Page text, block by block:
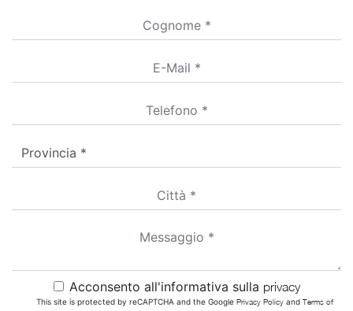
Acconsento all'informativa sulla privacy
This site is protected by reCAPTCHA and the Google Privacy Policyand Terms of